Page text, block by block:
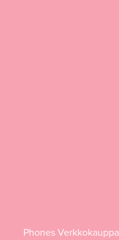
Phones Verkkokauppa